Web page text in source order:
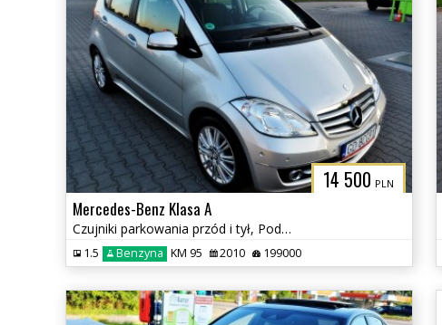
14 500 PLN
Mercedes-Benz Klasa A
Czujniki parkowania przód i tył, Podgrzewane fotele
1.5 Benzyna KM 95 2010 199000